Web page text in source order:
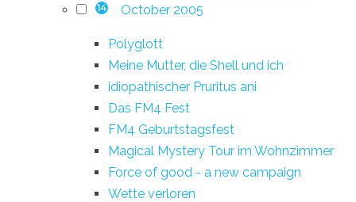
14 October 2005
Polyglott
Meine Mutter, die Shell und ich
idiopathischer Pruritus ani
Das FM4 Fest
FM4 Geburtstagsfest
Magical Mystery Tour im Wohnzimmer
Force of good - a new campaign
Wette verloren